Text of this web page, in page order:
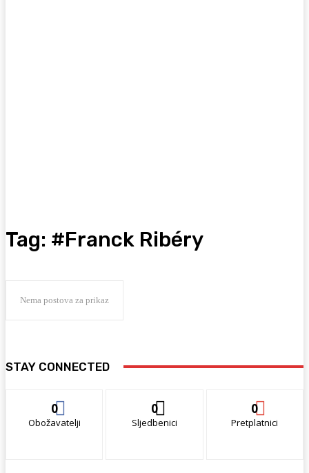
Tag: #Franck Ribéry
Nema postova za prikaz
STAY CONNECTED
0
Obožavatelji
0
Sljedbenici
0
Pretplatnici